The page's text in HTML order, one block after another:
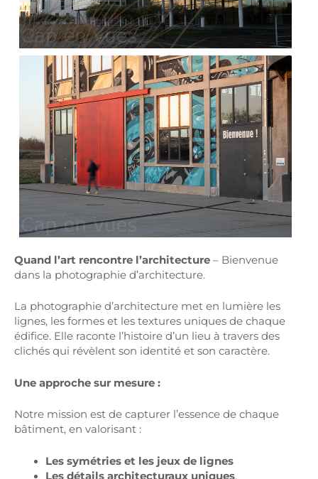
Quand l’art rencontre l’architecture – Bienvenue
dans la photographie d’architecture.
La photographie d’architecture met en lumière les
lignes, les formes et les textures uniques de chaque
édifice. Elle raconte l’histoire d’un lieu à travers des
clichés qui révèlent son identité et son caractère.
Une approche sur mesure :
Notre mission est de capturer l’essence de chaque
bâtiment, en valorisant :
Les symétries et les jeux de lignes
Les détails architecturaux uniques,